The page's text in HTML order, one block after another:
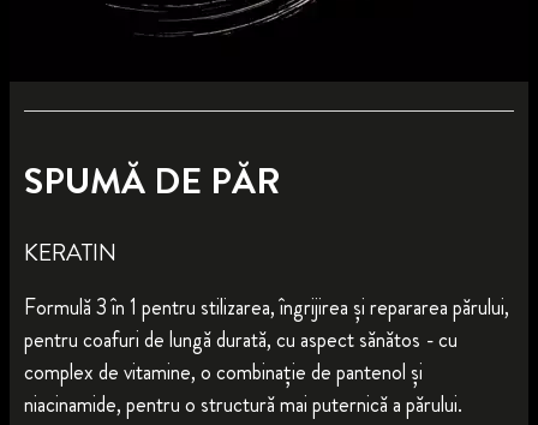
SPUMĂ DE PĂR
KERATIN
Formulă 3 în 1 pentru stilizarea, îngrijirea și repararea părului,
pentru coafuri de lungă durată, cu aspect sănătos - cu
complex de vitamine, o combinație de pantenol și
niacinamide, pentru o structură mai puternică a părului.